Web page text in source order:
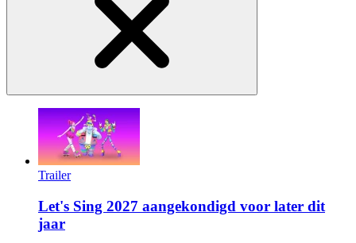
Trailer
Let's Sing 2027 aangekondigd voor later dit
jaar